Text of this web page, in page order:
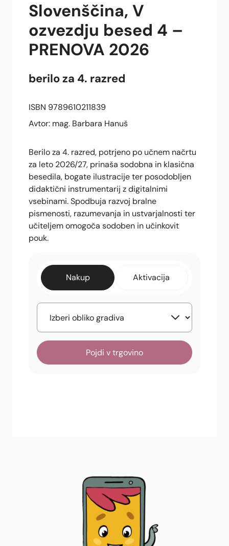
Slovenščina, V
ozvezdju besed 4 –
PRENOVA 2026
berilo za 4. razred
ISBN 9789610211839
Avtor: mag. Barbara Hanuš
Berilo za 4. razred, potrjeno po učnem načrtu
za leto 2026/27, prinaša sodobna in klasična
besedila, bogate ilustracije ter posodobljen
didaktični instrumentarij z digitalnimi
vsebinami. Spodbuja razvoj bralne
pismenosti, razumevanja in ustvarjalnosti ter
učiteljem omogoča sodoben in učinkovit
pouk.
Nakup Aktivacija
Pojdi v trgovino